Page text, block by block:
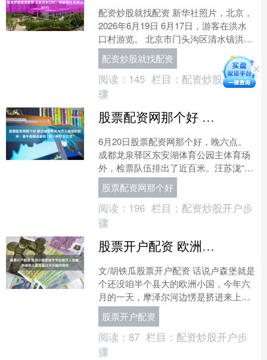
配资炒股就找配资 新华社照片，北京，
2026年6月19日 6月17日，游客在洪水
口村游览。 北京市门头沟区清水镇洪水
口村素有“灵山门户”之称，是一个常住
人口不足....
配资炒股就找配资
阅读： 145 栏目： 配资炒股开户步
骤
股票配资网那个好 银沙滩的晚风与万人场馆的歌声：端午假期成都的“另一种打开方式”
6月20日股票配资网那个好，晚六点。
成都龙泉驿区东安湖体育公园主体育场
外，检票队伍排出了近百米。汪苏泷“明
日世界”演唱会将在半小时后开唱——三
天、三场、近十万....
股票配资网那个好
阅读： 196 栏目： 配资炒股开户步
骤
股票开户配资 欧洲小国把端午节办得万人空巷，热闹劲儿甚至盖过不少国内城市
文/胡铁瓜股票开户配资 话说卢森堡就是
个还没咱半个县大的欧洲小国，今年六
月的一天，摩泽尔河边愣是挤进来上万
人。拖家带口的，扛着折叠椅子拎着冰
酒的，从周边德国、法....
股票开户配资
阅读： 87 栏目： 配资炒股开户步
骤